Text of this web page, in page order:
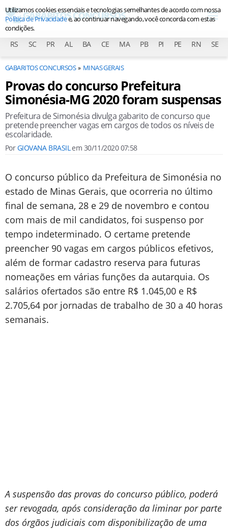
RS SC PR AL BA CE MA PB PI PE RN SE
GABARITOS CONCURSOS MINAS GERAIS
Provas do concurso Prefeitura
Simonésia-MG 2020 foram suspensas
Prefeitura de Simonésia divulga gabarito de concurso que
pretende preencher vagas em cargos de todos os níveis de
escolaridade.
PorGIOVANA BRASILem 30/11/2020 07:58
O concurso público da Prefeitura de Simonésia no
estado de Minas Gerais, que ocorreria no último
final de semana, 28 e 29 de novembro e contou
com mais de mil candidatos, foi suspenso por
tempo indeterminado. O certame pretende
preencher 90 vagas em cargos públicos efetivos,
além de formar cadastro reserva para futuras
nomeações em várias funções da autarquia. Os
salários ofertados são entre R$ 1.045,00 e R$
2.705,64 por jornadas de trabalho de 30 a 40 horas
semanais.
A suspensão das provas do concurso público, poderá
ser revogada, após consideração da liminar por parte
dos órgãos judiciais com disponibilização de uma
Utilizamos cookies essenciais e tecnologias semelhantes de acordo com nossa
Política de Privacidadee, ao continuar navegando, você concorda com estas
condições.